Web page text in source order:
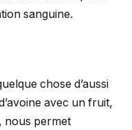
sanguine.
chose d’aussi
avec un fruit,
nous permet